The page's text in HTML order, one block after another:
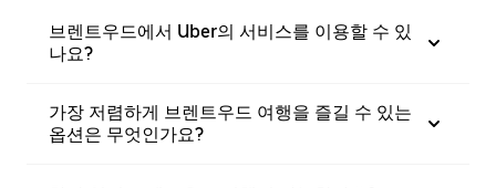
브렌트우드에서 Uber의 서비스를 이용할 수 있
나요?
가장 저렴하게 브렌트우드 여행을 즐길 수 있는
옵션은 무엇인가요?